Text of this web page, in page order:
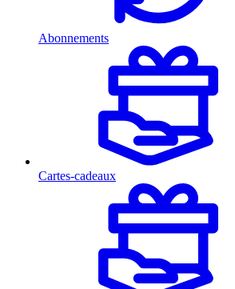
Abonnements
Cartes-cadeaux